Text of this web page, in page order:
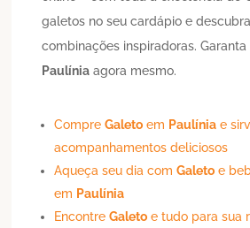
galetos no seu cardápio e
combinações inspiradoras.
Paulínia agora mesmo.
CompreGaleto em Paulínia e
acompanhamentos deliciosos
Aqueça seu dia comGaleto e
em Paulínia
EncontreGaleto e tudo para sua